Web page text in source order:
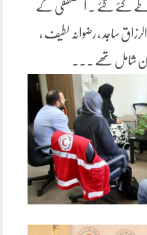
طے کئے گئے ۔ المصطفی کے
ساجد ، رضوانہ لطیف ،
شامل تھے ۔۔۔